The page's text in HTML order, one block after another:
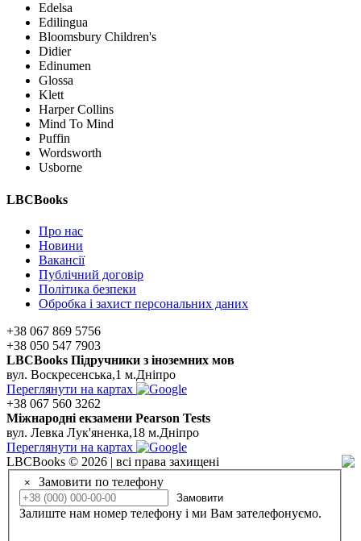
Edelsa
Edilingua
Bloomsbury Children's
Didier
Edinumen
Glossa
Klett
Harper Collins
Mind To Mind
Puffin
Wordsworth
Usborne
LBCBooks
Про нас
Новини
Вакансії
Публічний договір
Політика безпеки
Обробка і захист персональних даних
+38 067 869 5756
+38 050 547 7903
LBCBooks Підручники з іноземних мов
вул. Воскресенська,1 м.Дніпро
Переглянути на картах
+38 067 560 3262
Мiжнароднi екзамени Pearson Tests
вул. Левка Лук'яненка,18 м.Дніпро
Переглянути на картах
LBCBooks © 2026 | всі права захищені
× Замовити по телефону
Замовити
Залиште нам номер телефону і ми Вам зателефонуємо.